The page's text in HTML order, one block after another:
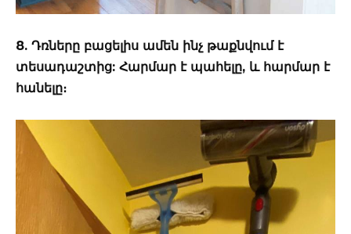
8. Դռները բացելիս ամեն ինչ թաքնվում է
տեսադաշտից: Հարմար է պահելը, և հարմար է
հանելը։